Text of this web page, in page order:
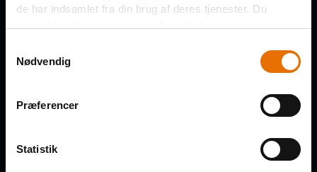
de har indsamlet fra din brug af deres tjenester. Du
samtykker til vores cookies, hvis du fortsætter med at
Nødvendig
Præferencer
Statistik
EFTERNAVN